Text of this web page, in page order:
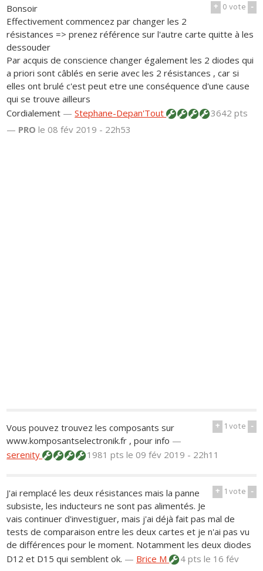
+ 0vote -
Bonsoir
Effectivement commencez par changer les 2
résistances => prenez référence sur l'autre carte quitte à les
dessouder
Par acquis de conscience changer également les 2 diodes qui
a priori sont câblés en serie avec les 2 résistances , car si
elles ont brulé c'est peut etre une conséquence d'une cause
qui se trouve ailleurs
Cordialement —Stephane-Depan'Tout
3642 pts
— PRO le 08 fév 2019 - 22h53
+ 1vote -
Vous pouvez trouvez les composants sur
www.komposantselectronik.fr , pour info —
serenity
1981 ptsle 09 fév 2019 - 22h11
+ 1vote -
J'ai remplacé les deux résistances mais la panne
subsiste, les inducteurs ne sont pas alimentés. Je
vais continuer d'investiguer, mais j'ai déjà fait pas mal de
tests de comparaison entre les deux cartes et je n'ai pas vu
de différences pour le moment. Notamment les deux diodes
D12 et D15 qui semblent ok. — Brice M 4 ptsle 16 fév